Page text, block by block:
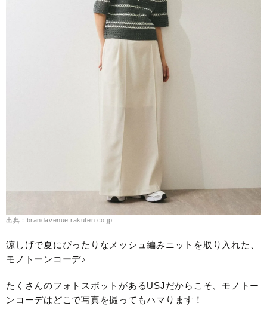
出典：brandavenue.rakuten.co.jp
涼しげで夏にぴったりなメッシュ編みニットを取り入れた、
モノトーンコーデ♪
たくさんのフォトスポットがあるUSJだからこそ、モノトー
ンコーデはどこで写真を撮ってもハマります！